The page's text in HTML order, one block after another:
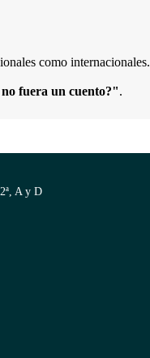
como internacionales.
fuera un cuento?".
A y D